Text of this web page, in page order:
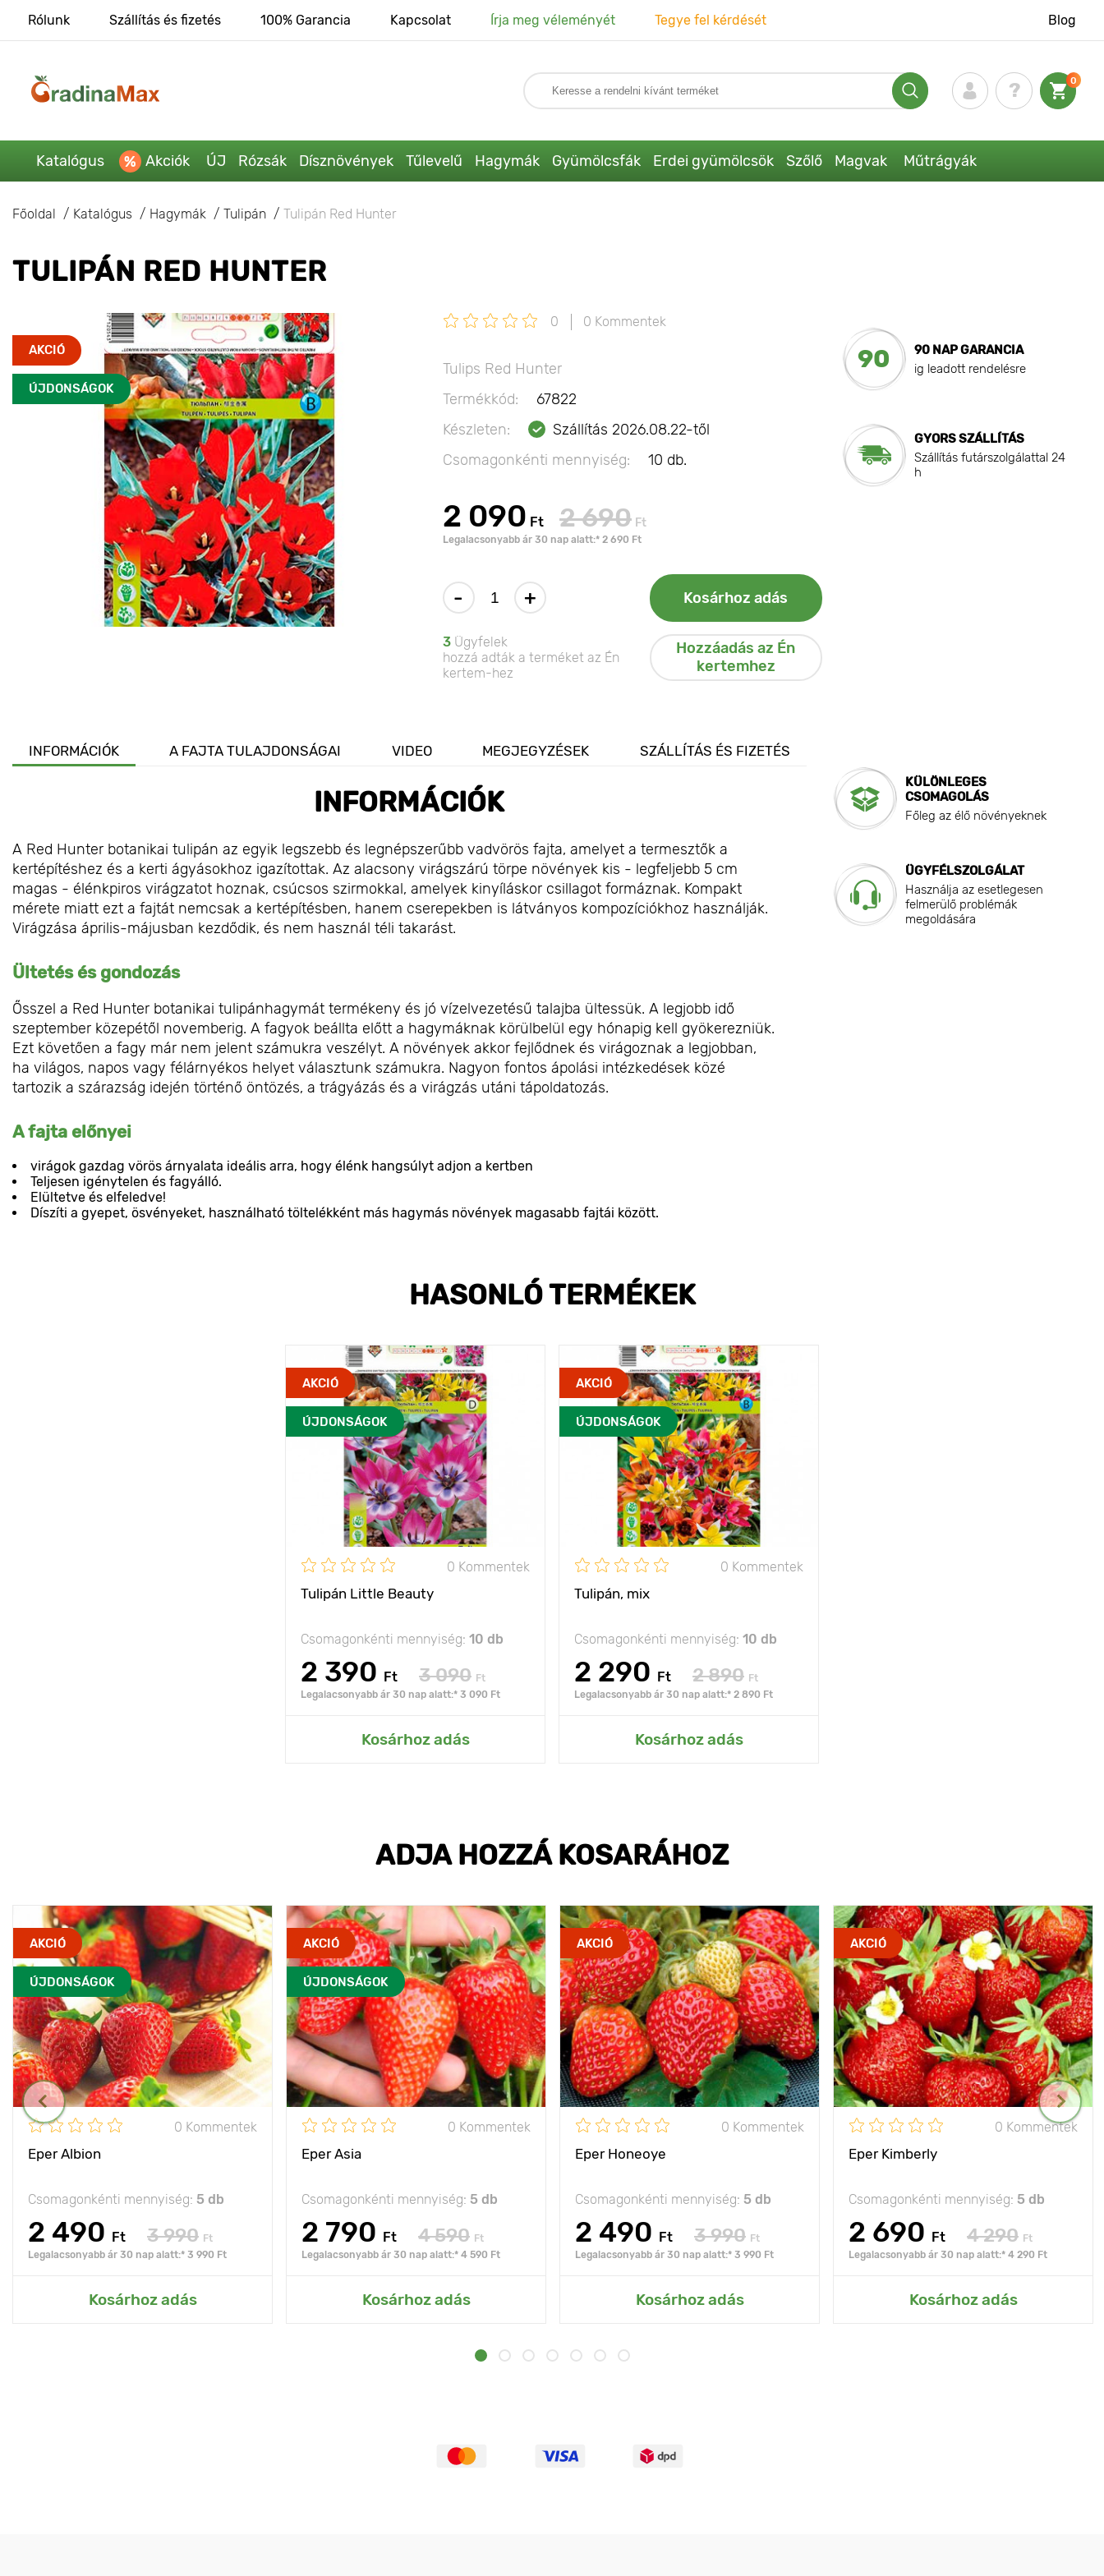
Rólunk Szállítás és fizetés 100% Garancia Kapcsolat Írja meg véleményét Tegye fel kérdését Blog
0
Katalógus Akciók ÚJ Rózsák Dísznövények Tűlevelű Hagymák Gyümölcsfák Erdei gyümölcsök Szőlő Magvak Műtrágyák
Főoldal Katalógus Hagymák Tulipán Tulipán Red Hunter
TULIPÁN RED HUNTER
AKCIÓ
ÚJDONSÁGOK
0 0 Kommentek
Tulips Red Hunter
Termékkód:
67822
Készleten:
Szállítás 2026.08.22-től
Csomagonkénti mennyiség:
10 db.
2 090 Ft 2 690 Ft
Legalacsonyabb ár 30 nap alatt:* 2 690 Ft
- + Kosárhoz adás
3 Ügyfelek
hozzá adták a terméket az Én
kertem-hez
Hozzáadás az Én
kertemhez
90
90 NAP GARANCIA
ig leadott rendelésre
GYORS SZÁLLÍTÁS
Szállítás futárszolgálattal 24
h
INFORMÁCIÓK A FAJTA TULAJDONSÁGAI VIDEO MEGJEGYZÉSEK SZÁLLÍTÁS ÉS FIZETÉS
INFORMÁCIÓK
A Red Hunter botanikai tulipán az egyik legszebb és legnépszerűbb vadvörös fajta, amelyet a termesztők a
kertépítéshez és a kerti ágyásokhoz igazítottak. Az alacsony virágszárú törpe növények kis - legfeljebb 5 cm
magas - élénkpiros virágzatot hoznak, csúcsos szirmokkal, amelyek kinyíláskor csillagot formáznak. Kompakt
mérete miatt ezt a fajtát nemcsak a kertépítésben, hanem cserepekben is látványos kompozíciókhoz használják.
Virágzása április-májusban kezdődik, és nem használ téli takarást.
Ültetés és gondozás
Ősszel a Red Hunter botanikai tulipánhagymát termékeny és jó vízelvezetésű talajba ültessük. A legjobb idő
szeptember közepétől novemberig. A fagyok beállta előtt a hagymáknak körülbelül egy hónapig kell gyökerezniük.
Ezt követően a fagy már nem jelent számukra veszélyt. A növények akkor fejlődnek és virágoznak a legjobban,
ha világos, napos vagy félárnyékos helyet választunk számukra. Nagyon fontos ápolási intézkedések közé
tartozik a szárazság idején történő öntözés, a trágyázás és a virágzás utáni tápoldatozás.
A fajta előnyei
virágok gazdag vörös árnyalata ideális arra, hogy élénk hangsúlyt adjon a kertben
Teljesen igénytelen és fagyálló.
Elültetve és elfeledve!
Díszíti a gyepet, ösvényeket, használható töltelékként más hagymás növények magasabb fajtái között.
KÜLÖNLEGES
CSOMAGOLÁS
Főleg az élő növényeknek
ÜGYFÉLSZOLGÁLAT
Használja az esetlegesen
felmerülő problémák
megoldására
HASONLÓ TERMÉKEK
AKCIÓ
ÚJDONSÁGOK
0 Kommentek
Tulipán Little Beauty
Csomagonkénti mennyiség: 10 db
2 390 Ft 3 090 Ft
Legalacsonyabb ár 30 nap alatt:* 3 090 Ft
Kosárhoz adás
AKCIÓ
ÚJDONSÁGOK
0 Kommentek
Tulipán, mix
Csomagonkénti mennyiség: 10 db
2 290 Ft 2 890 Ft
Legalacsonyabb ár 30 nap alatt:* 2 890 Ft
Kosárhoz adás
ADJA HOZZÁ KOSARÁHOZ
AKCIÓ
ÚJDONSÁGOK
0 Kommentek
Eper Albion
Csomagonkénti mennyiség: 5 db
2 490 Ft 3 990 Ft
Legalacsonyabb ár 30 nap alatt:* 3 990 Ft
Kosárhoz adás
AKCIÓ
ÚJDONSÁGOK
0 Kommentek
Eper Asia
Csomagonkénti mennyiség: 5 db
2 790 Ft 4 590 Ft
Legalacsonyabb ár 30 nap alatt:* 4 590 Ft
Kosárhoz adás
AKCIÓ
0 Kommentek
Eper Honeoye
Csomagonkénti mennyiség: 5 db
2 490 Ft 3 990 Ft
Legalacsonyabb ár 30 nap alatt:* 3 990 Ft
Kosárhoz adás
AKCIÓ
0 Kommentek
Eper Kimberly
Csomagonkénti mennyiség: 5 db
2 690 Ft 4 290 Ft
Legalacsonyabb ár 30 nap alatt:* 4 290 Ft
Kosárhoz adás